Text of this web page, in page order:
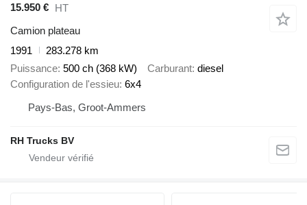
15.950 €
HT
Camion plateau
1991
283.278 km
Puissance 500 ch (368 kW) Carburant diesel
Configuration de l'essieu 6x4
Pays-Bas, Groot-Ammers
RH Trucks BV